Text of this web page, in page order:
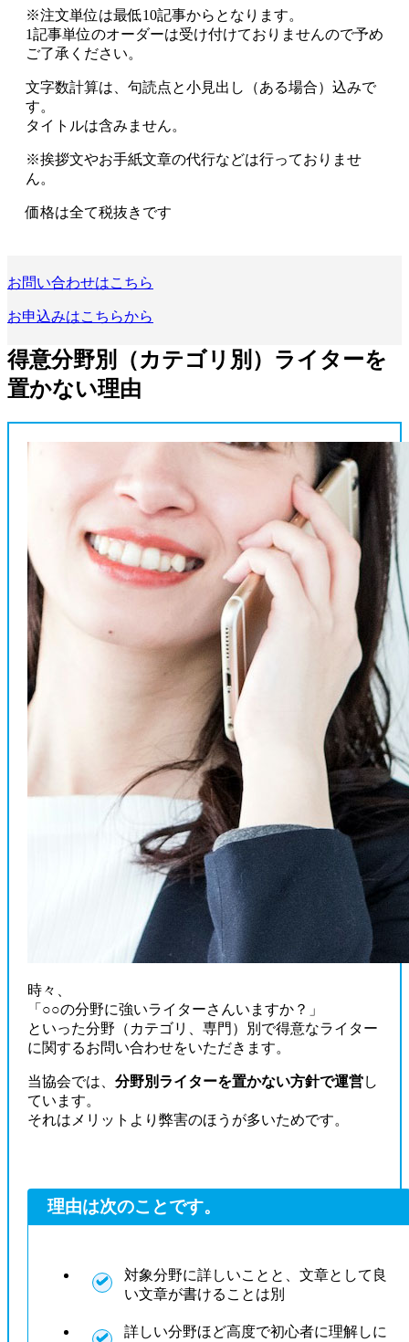
※注文単位は最低10記事から となります。
1記事単位のオーダーは受け付けておりませんので予め
ご了承ください。
文字数計算は、 句読点と小見出し（ある場合）込みで
す。
タイトルは含みません。
※挨拶文やお手紙文章の代行などは行っておりませ
ん。
価格は全て税抜きです
お問い合わせはこちら
お申込みはこちらから
得意分野別 （カテゴリ別） ライターを
置かない理由
時々、
「 ○○の分野に強いライターさんいますか？ 」
といった分野 （カテゴリ、専門）
別で得意なライター
に関するお問い合わせをいただきます。
当協会では、 分野別ライターを置かない方針で運営し
ています。
それはメリットより弊害のほうが多いためです。
理由は次のことです。
対象分野に詳しいことと、文章として良
い文章が書けることは別
詳しい分野ほど高度で初心者に理解しに